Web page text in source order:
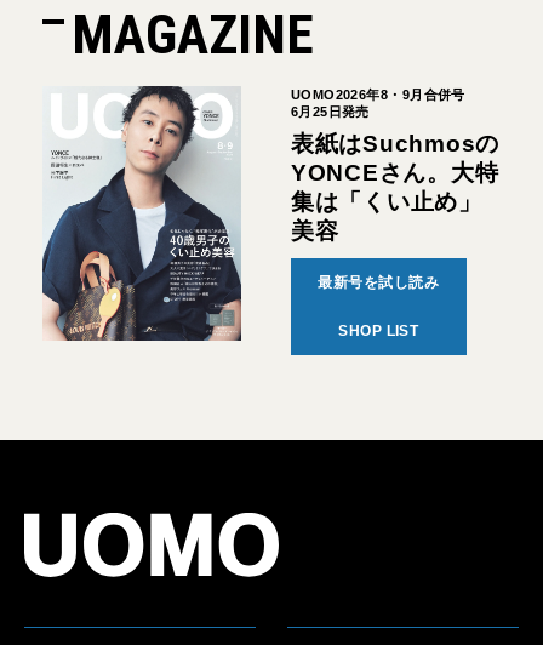
MAGAZINE
UOMO2026年8・9月合併号
6月25日発売
表紙はSuchmosの
YONCEさん。大特
集は「くい止め」
美容
最新号を試し読み
SHOP LIST